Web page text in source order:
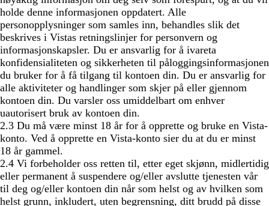
holde denne informasjonen oppdatert. Alle
personopplysninger som samles inn, behandles slik det
beskrives i Vistas retningslinjer for personvern og
informasjonskapsler. Du er ansvarlig for å ivareta
konfidensialiteten og sikkerheten til påloggingsinformasjonen
du bruker for å få tilgang til kontoen din. Du er ansvarlig for
alle aktiviteter og handlinger som skjer på eller gjennom
kontoen din. Du varsler oss umiddelbart om enhver
uautorisert bruk av kontoen din.
2.3 Du må være minst 18 år for å opprette og bruke en Vista-
konto. Ved å opprette en Vista-konto sier du at du er minst
18 år gammel.
2.4 Vi forbeholder oss retten til, etter eget skjønn, midlertidig
eller permanent å suspendere og/eller avslutte tjenesten vår
til deg og/eller kontoen din når som helst og av hvilken som
helst grunn, inkludert, uten begrensning, ditt brudd på disse